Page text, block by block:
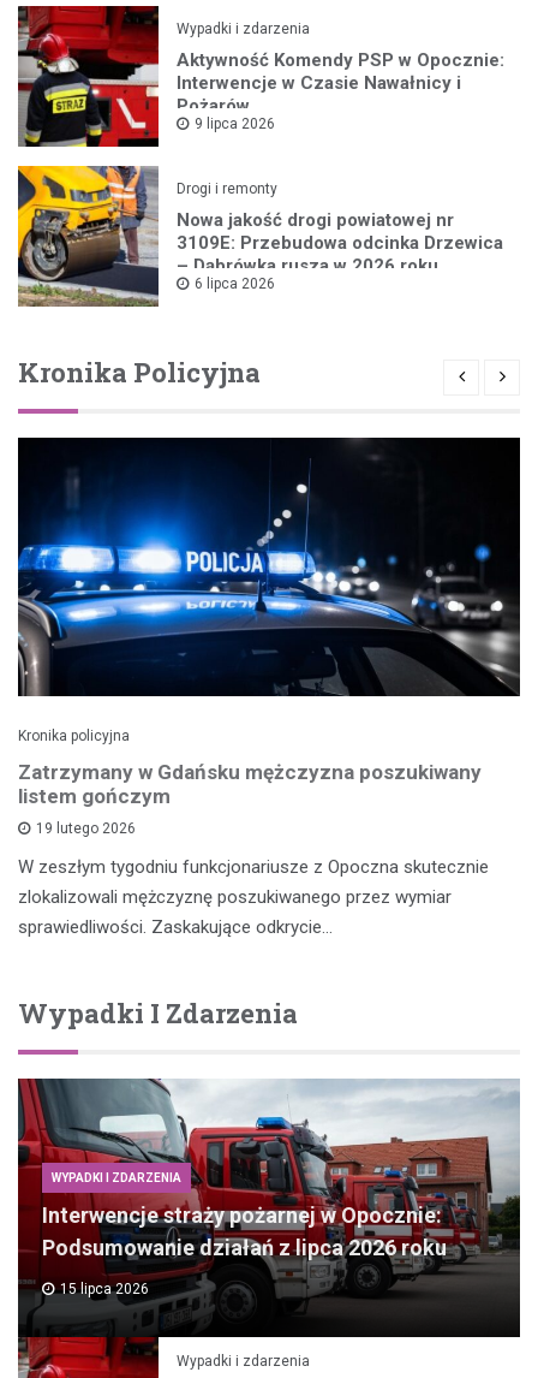
Wypadki i zdarzenia
Aktywność Komendy PSP w Opocznie:
Interwencje w Czasie Nawałnicy i
Pożarów
9 lipca 2026
Drogi i remonty
Nowa jakość drogi powiatowej nr
3109E: Przebudowa odcinka Drzewica
– Dąbrówka rusza w 2026 roku
6 lipca 2026
Kronika Policyjna
Kronika policyjna
Zatrzymany w Gdańsku mężczyzna poszukiwany
listem gończym
19 lutego 2026
W zeszłym tygodniu funkcjonariusze z Opoczna skutecznie
zlokalizowali mężczyznę poszukiwanego przez wymiar
sprawiedliwości. Zaskakujące odkrycie…
Wypadki I Zdarzenia
WYPADKI I ZDARZENIA
Interwencje straży pożarnej w Opocznie:
Podsumowanie działań z lipca 2026 roku
15 lipca 2026
Wypadki i zdarzenia